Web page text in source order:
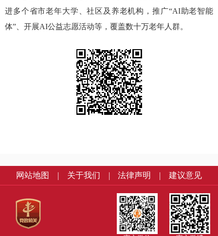
进多个省市老年大学、社区及养老机构，推广“AI助老智能
体”、开展AI公益志愿活动等，覆盖数十万老年人群。
网站地图 | 关于我们 | 法律声明 | 建议意见